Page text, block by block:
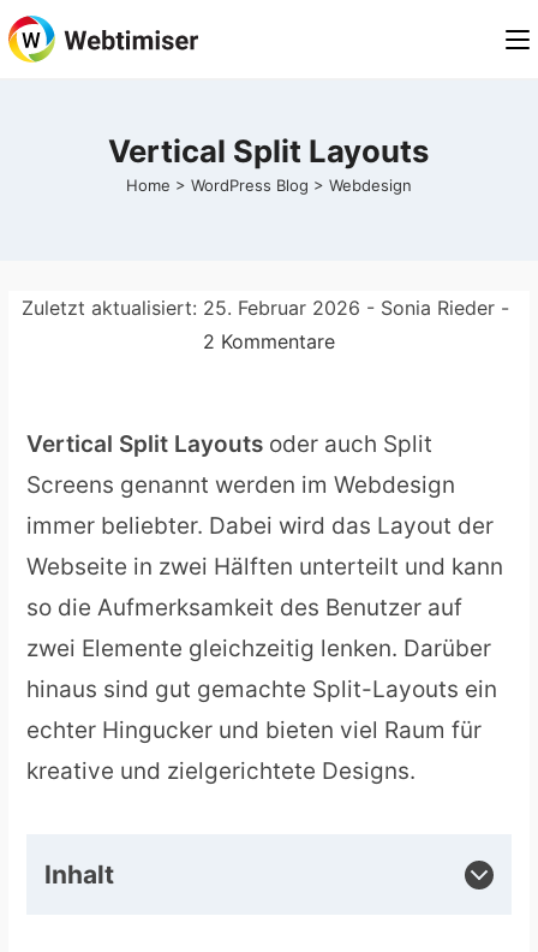
Zum
Inhalt
Vertical Split Layouts
Home > WordPress Blog > Webdesign
Zuletzt aktualisiert: 25. Februar 2026 - Sonia Rieder -
2 Kommentare
Vertical Split Layoutsoder auch Split
Screens genannt werden im Webdesign
immer beliebter. Dabei wird das Layout der
Webseite in zwei Hälften unterteilt und kann
so die Aufmerksamkeit des Benutzer auf
zwei Elemente gleichzeitig lenken. Darüber
hinaus sind gut gemachte Split-Layouts ein
echter Hingucker und bieten viel Raum für
kreative und zielgerichtete Designs.
Inhalt